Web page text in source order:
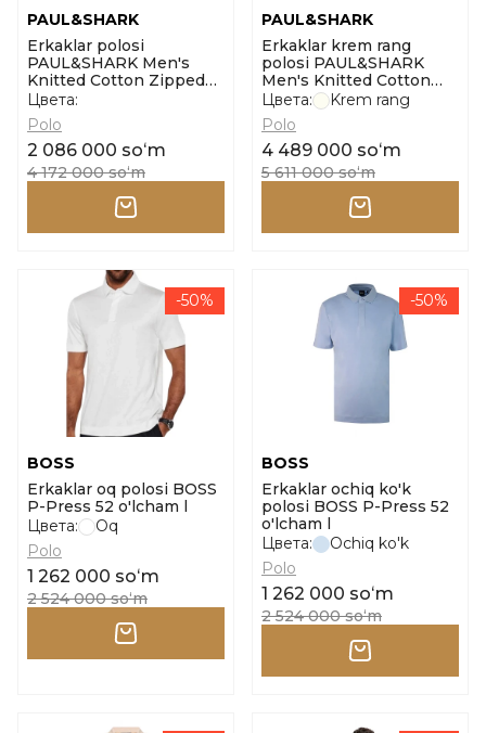
PAUL&SHARK
Erkaklar polosi
PAUL&SHARK Men's
Knitted Cotton Zipped
Polo Shirt o'lcham l
Цвета:
Polo
2 086 000 soʻm
4 172 000 soʻm
PAUL&SHARK
Erkaklar krem rang
polosi PAUL&SHARK
Men's Knitted Cotton
Zipped Polo Shirt
o'lcham l
Цвета:
Krem rang
Polo
4 489 000 soʻm
5 611 000 soʻm
-50%
BOSS
Erkaklar oq polosi BOSS
P-Press 52 o'lcham l
Цвета:
Oq
Polo
1 262 000 soʻm
2 524 000 soʻm
-50%
BOSS
Erkaklar ochiq ko'k
polosi BOSS P-Press 52
o'lcham l
Цвета:
Ochiq ko'k
Polo
1 262 000 soʻm
2 524 000 soʻm